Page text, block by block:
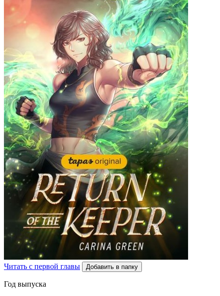
Читать с первой главы Добавить в папку
Год выпуска